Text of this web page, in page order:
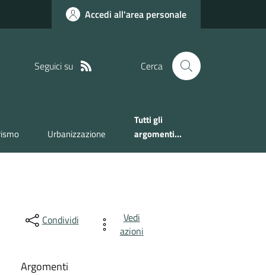
Accedi all'area personale
Seguici su Cerca
Urbanizzazione
Tutti gli
argomenti...
Condividi
Vedi
azioni
Argomenti